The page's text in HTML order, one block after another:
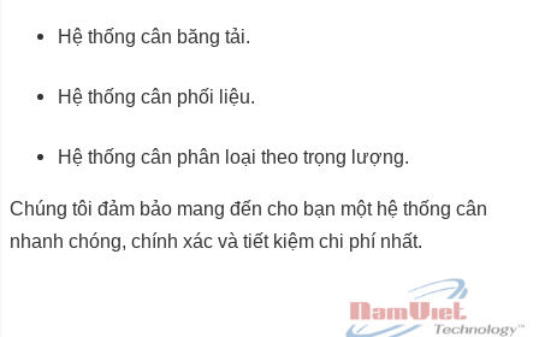
Hệ thống cân băng tải.
Hệ thống cân phối liệu.
Hệ thống cân phân loại theo trọng lượng.
Chúng tôi đảm bảo mang đến cho bạn một hệ thống cân
nhanh chóng, chính xác và tiết kiệm chi phí nhất.